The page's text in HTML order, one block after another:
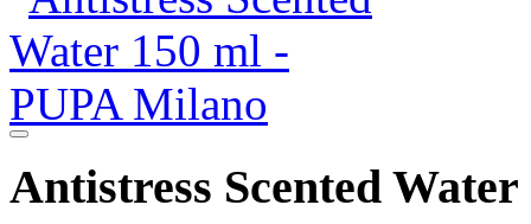
Antistress Scented Water